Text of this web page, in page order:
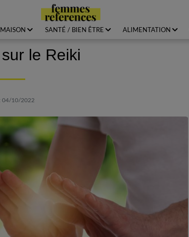
MAISON SANTÉ / BIEN ÊTRE ALIMENTATION
le Reiki
04/10/2022